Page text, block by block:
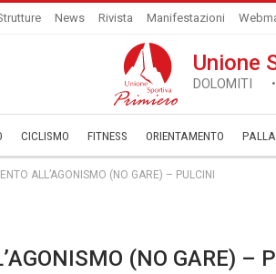
News Rivista Manifestazioni
Unione
DOLOMITI
CICLISMO FITNESS ORIENTAMENTO
ALL’AGONISMO (NO GARE) – PULCINI
(NO GARE) –